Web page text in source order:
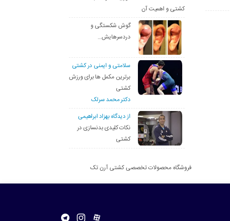
کشتی و اهمیت آن
گوش شکستگی و
دردسرهایش…
سلامتی و ایمنی در کشتی
برترین مکمل ها برای ورزش
کشتی
دکتر محمد سرلک
از دیدگاه بهزاد ابراهیمی
نکات کلیدی بدنسازی در
کشتی
فروشگاه محصولات تخصصی کشتی آرن تک